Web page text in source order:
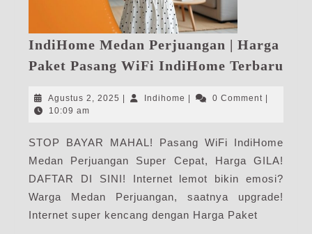
IndiHome Medan Perjuangan | Harga
Paket Pasang WiFi IndiHome Terbaru
Agustus 2, 2025 AgustusIndihome Indihome0 Comment
10:09 am
STOP BAYAR MAHAL! Pasang WiFi IndiHome
Medan Perjuangan Super Cepat, Harga GILA!
DAFTAR DI SINI! Internet lemot bikin emosi?
Warga Medan Perjuangan, saatnya upgrade!
Internet super kencang dengan Harga Paket